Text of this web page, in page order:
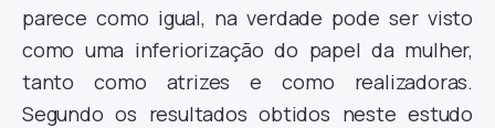
parece como igual, na verdade pode ser visto
como uma inferiorização do papel da mulher,
tanto como atrizes e como realizadoras.
Segundo os resultados obtidos neste estudo